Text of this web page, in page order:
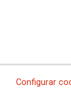
Configurar